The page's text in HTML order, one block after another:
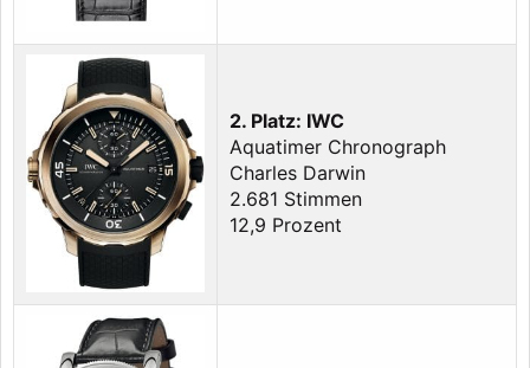
2. Platz: IWC
Aquatimer Chronograph
Charles Darwin
2.681 Stimmen
12,9 Prozent